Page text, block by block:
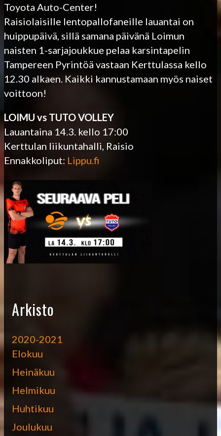
Toyota Auto-Center!
Raisiolaisille lentopallofaneille lauantai on
huippupäivä, sillä samana päivänä Loimun
naisten 1-sarjajoukkue pelaa karsintapelin
Tampereen Pyrintöä vastaan Kerttulassa kello
12.30 alkaen. Kaikki kannustamaan myös naiset
voittoon!
LOIMU vs TUTO VOLLEY
Lauantaina 14.3. kello 17:00
Kerttulan liikuntahalli, Raisio
Ennakkoliput: Lippu.fi
Arkisto
2020-2021
Elokuu
Heinäkuu
Helmikuu
Huhtikuu
Joulukuu